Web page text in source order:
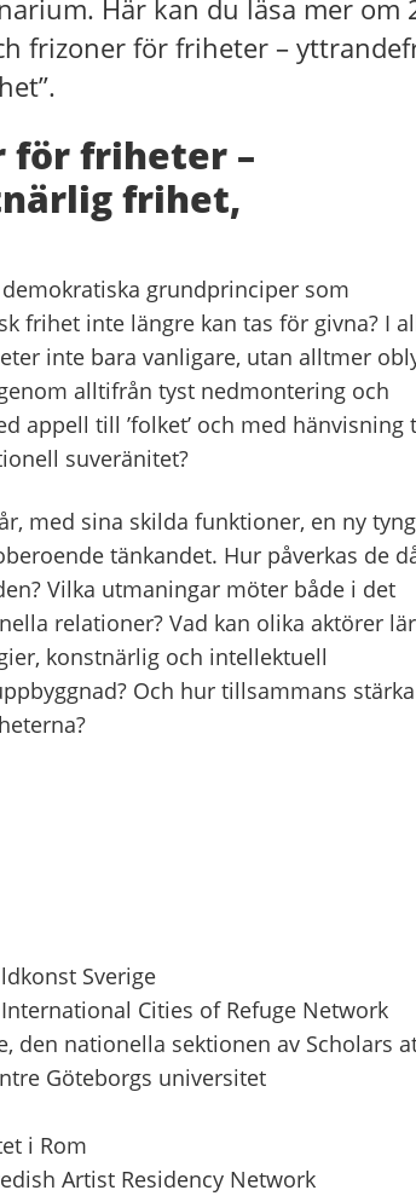
Här kan du läsa mer om
frizoner för friheter –
för friheter –
frihet,
grundprinciper som
frihet inte längre kan tas för givna? I
inte bara vanligare, utan alltmer
alltifrån tyst nedmontering och
appell till ’folket’ och med hänvisning
suveränitet?
med sina skilda funktioner, en ny
tänkandet. Hur påverkas de
Vilka utmaningar möter både i det
relationer? Vad kan olika aktörer
konstnärlig och intellektuell
Och hur tillsammans stärka
Sverige
Cities of Refuge Network
den nationella sektionen av Scholars
Göteborgs universitet
i Rom
Artist Residency Network